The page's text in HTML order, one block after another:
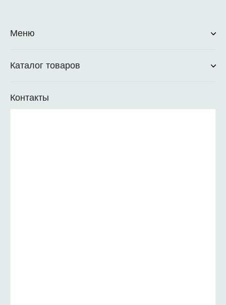
Меню
Каталог товаров
Контакты